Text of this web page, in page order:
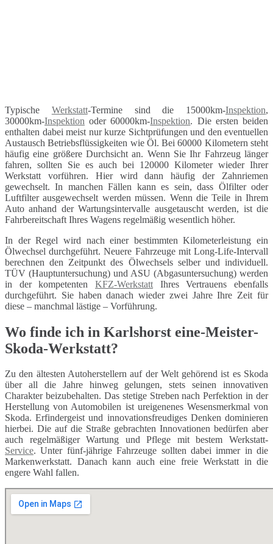
Typische Werkstatt-Termine sind die 15000km-Inspektion,
30000km-Inspektion oder 60000km-Inspektion. Die ersten beiden
enthalten dabei meist nur kurze Sichtprüfungen und den eventuellen
Austausch Betriebsflüssigkeiten wie Öl. Bei 60000 Kilometern steht
häufig eine größere Durchsicht an. Wenn Sie Ihr Fahrzeug länger
fahren, sollten Sie es auch bei 120000 Kilometer wieder Ihrer
Werkstatt vorführen. Hier wird dann häufig der Zahnriemen
gewechselt. In manchen Fällen kann es sein, dass Ölfilter oder
Luftfilter ausgewechselt werden müssen. Wenn die Teile in Ihrem
Auto anhand der Wartungsintervalle ausgetauscht werden, ist die
Fahrbereitschaft Ihres Wagens regelmäßig wesentlich höher.
In der Regel wird nach einer bestimmten Kilometerleistung ein
Ölwechsel durchgeführt. Neuere Fahrzeuge mit Long-Life-Intervall
berechnen den Zeitpunkt des Ölwechsels selber und individuell.
TÜV (Hauptuntersuchung) und ASU (Abgasuntersuchung) werden
in der kompetenten KFZ-Werkstatt Ihres Vertrauens ebenfalls
durchgeführt. Sie haben danach wieder zwei Jahre Ihre Zeit für
diese – manchmal lästige – Vorführung.
Wo finde ich in Karlshorst eine-Meister-
Skoda-Werkstatt?
Zu den ältesten Autoherstellern auf der Welt gehörend ist es Skoda
über all die Jahre hinweg gelungen, stets seinen innovativen
Charakter beizubehalten. Das stetige Streben nach Perfektion in der
Herstellung von Automobilen ist ureigenenes Wesensmerkmal von
Skoda. Erfindergeist und innovationsfreudiges Denken dominieren
hierbei. Die auf die Straße gebrachten Innovationen bedürfen aber
auch regelmäßiger Wartung und Pflege mit bestem Werkstatt-
Service. Unter fünf-jährige Fahrzeuge sollten dabei immer in die
Markenwerkstatt. Danach kann auch eine freie Werkstatt in die
engere Wahl fallen.